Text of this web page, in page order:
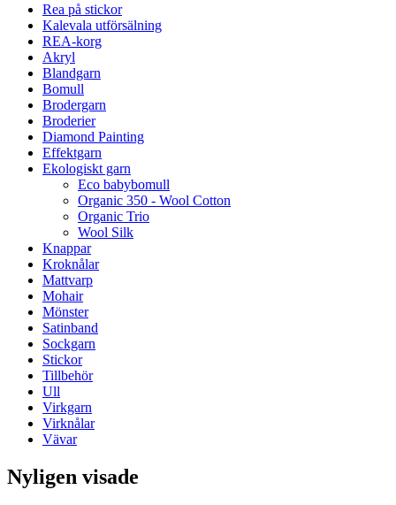
Rea på stickor
Kalevala utförsälning
REA-korg
Akryl
Blandgarn
Bomull
Brodergarn
Broderier
Diamond Painting
Effektgarn
Ekologiskt garn
Eco babybomull
Organic 350 - Wool Cotton
Organic Trio
Wool Silk
Knappar
Kroknålar
Mattvarp
Mohair
Mönster
Satinband
Sockgarn
Stickor
Tillbehör
Ull
Virkgarn
Virknålar
Vävar
Nyligen visade